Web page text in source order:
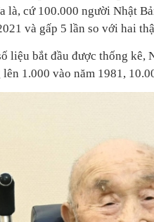
là, cứ 100.000 người Nhật
và gấp 5 lần so với hai
liệu bắt đầu được thống kê,
lên 1.000 vào năm 1981,